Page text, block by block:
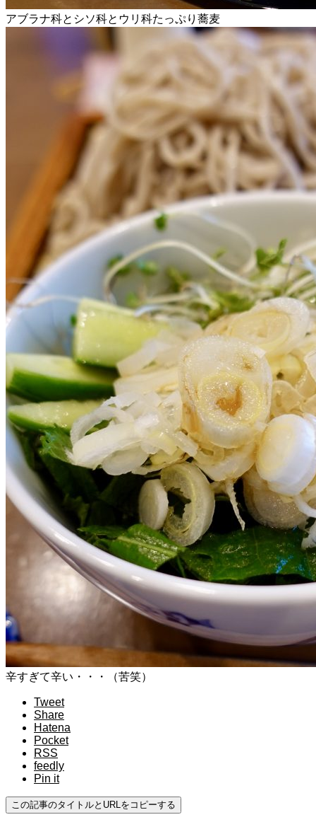
アブラナ科とシソ科とウリ科たっぷり蕎麦
辛すぎて辛い・・・（苦笑）
Tweet
Share
Hatena
Pocket
RSS
feedly
Pin it
この記事のタイトルとURLをコピーする